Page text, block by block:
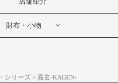
財布・小物
シリーズ 嘉玄-KAGEN-